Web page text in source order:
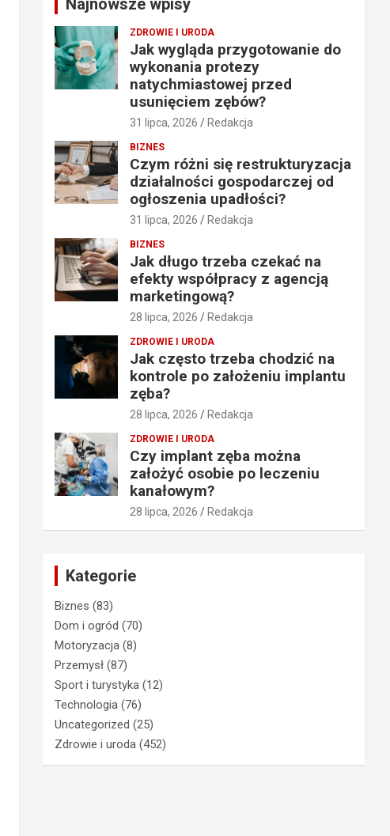
Najnowsze wpisy
ZDROWIE I URODA
Jak wygląda przygotowanie do
wykonania protezy
natychmiastowej przed
usunięciem zębów?
31 lipca, 2026 Redakcja
BIZNES
Czym różni się restrukturyzacja
działalności gospodarczej od
ogłoszenia upadłości?
31 lipca, 2026 Redakcja
BIZNES
Jak długo trzeba czekać na
efekty współpracy z agencją
marketingową?
28 lipca, 2026 Redakcja
ZDROWIE I URODA
Jak często trzeba chodzić na
kontrole po założeniu implantu
zęba?
28 lipca, 2026 Redakcja
ZDROWIE I URODA
Czy implant zęba można
założyć osobie po leczeniu
kanałowym?
28 lipca, 2026 Redakcja
Kategorie
Biznes (83)
Dom i ogród (70)
Motoryzacja (8)
Przemysł (87)
Sport i turystyka (12)
Technologia (76)
Uncategorized (25)
Zdrowie i uroda (452)